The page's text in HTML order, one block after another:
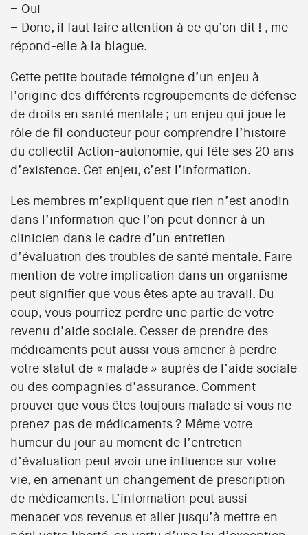
– Oui
– Donc, il faut faire attention à ce qu’on dit ! , me
répond-elle à la blague.
Cette petite boutade témoigne d’un enjeu à
l’origine des différents regroupements de défense
de droits en santé mentale ; un enjeu qui joue le
rôle de fil conducteur pour comprendre l’histoire
du collectif Action-autonomie, qui fête ses 20 ans
d’existence. Cet enjeu, c’est l’information.
Les membres m’expliquent que rien n’est anodin
dans l’information que l’on peut donner à un
clinicien dans le cadre d’un entretien
d’évaluation des troubles de santé mentale. Faire
mention de votre implication dans un organisme
peut signifier que vous êtes apte au travail. Du
coup, vous pourriez perdre une partie de votre
revenu d’aide sociale. Cesser de prendre des
médicaments peut aussi vous amener à perdre
votre statut de « malade » auprès de l’aide sociale
ou des compagnies d’assurance. Comment
prouver que vous êtes toujours malade si vous ne
prenez pas de médicaments ? Même votre
humeur du jour au moment de l’entretien
d’évaluation peut avoir une influence sur votre
vie, en amenant un changement de prescription
de médicaments. L’information peut aussi
menacer vos revenus et aller jusqu’à mettre en